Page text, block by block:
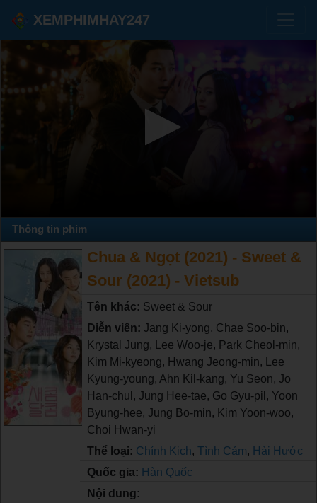
XEMPHIMHAY247
Thông tin phim
Chua & Ngọt (2021) - Sweet &
Sour (2021) - Vietsub
Tên khác: Sweet & Sour
Diễn viên: Jang Ki-yong, Chae Soo-bin,
Krystal Jung, Lee Woo-je, Park Cheol-min,
Kim Mi-kyeong, Hwang Jeong-min, Lee
Kyung-young, Ahn Kil-kang, Yu Seon, Jo
Han-chul, Jung Hee-tae, Go Gyu-pil, Yoon
Byung-hee, Jung Bo-min, Kim Yoon-woo,
Choi Hwan-yi
Thể loại: Chính Kịch, Tình Cảm, Hài Hước
Quốc gia: Hàn Quốc
Nội dung: